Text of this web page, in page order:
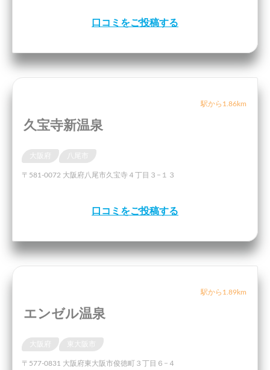
口コミをご投稿する
駅から1.86km
久宝寺新温泉
〒581-0072 大阪府八尾市久宝寺４丁目３−１３
口コミをご投稿する
駅から1.89km
エンゼル温泉
〒577-0831 大阪府東大阪市俊徳町３丁目６−４